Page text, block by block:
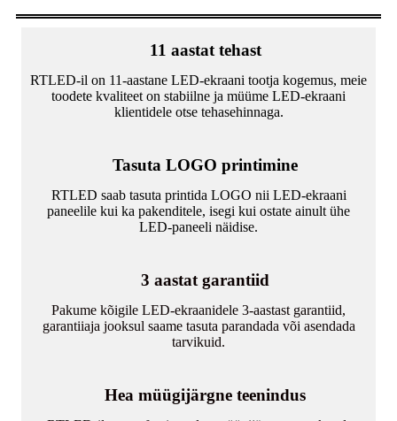
11 aastat tehast
RTLED-il on 11-aastane LED-ekraani tootja kogemus, meie
toodete kvaliteet on stabiilne ja müüme LED-ekraani
klientidele otse tehasehinnaga.
Tasuta LOGO printimine
RTLED saab tasuta printida LOGO nii LED-ekraani
paneelile kui ka pakenditele, isegi kui ostate ainult ühe
LED-paneeli näidise.
3 aastat garantiid
Pakume kõigile LED-ekraanidele 3-aastast garantiid,
garantiiaja jooksul saame tasuta parandada või asendada
tarvikuid.
Hea müügijärgne teenindus